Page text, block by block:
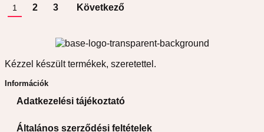
1 2 3 Következő
Kézzel készült termékek, szeretettel.
Információk
Adatkezelési tájékoztató
Általános szerződési feltételek